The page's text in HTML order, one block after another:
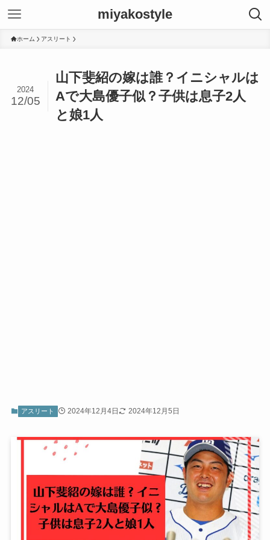
miyakostyle
ホーム アスリート
山下斐紹の嫁は誰？イニシャルは
Aで大島優子似？子供は息子2人
と娘1人
2024
12/05
アスリート 2024年12月4日 2024年12月5日